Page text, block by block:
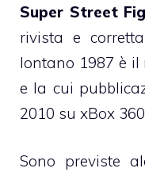
Super Street
rivista e
lontano 1987 è il
e la cui
2010 su xBox 360
Sono previste